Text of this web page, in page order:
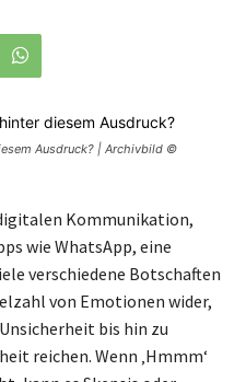
Ausdruck? | Archivbild ©
Kommunikation,
wie WhatsApp, eine
verschiedene Botschaften
von Emotionen wider,
bis hin zu
reichen. Wenn ‚Hmmm‘